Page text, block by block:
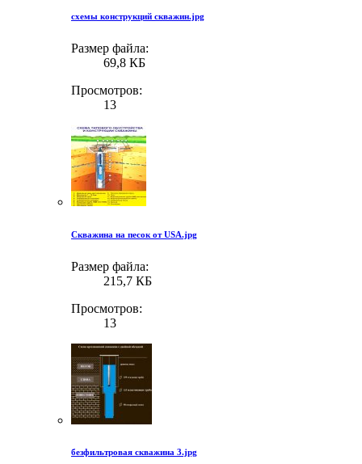
схемы конструкций скважин.jpg
Размер файла:
69,8 КБ
Просмотров:
13
Скважина на песок от USA.jpg
Размер файла:
215,7 КБ
Просмотров:
13
безфильтровая скважина 3.jpg